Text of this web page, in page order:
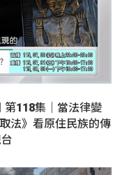
第118集｜當法律變
法》看原住民族的傳